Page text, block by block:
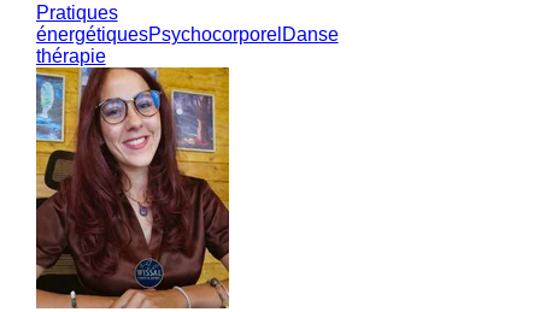
Pratiques
énergétiquesPsychocorporel Danse
thérapie